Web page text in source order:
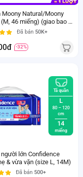
Moony Natural/Moony
46 miếng) (giao bao bì
Đã bán 50K+
-32%
Tã quần
L
80 – 120
cm
14
miếng
người lớn Confidence
& vừa vặn (size L, 14M)
Đã bán 500+